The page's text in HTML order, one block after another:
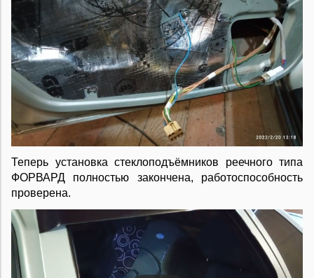
Теперь установка стеклоподъёмников реечного типа
ФОРВАРД полностью закончена, работоспособность
проверена.